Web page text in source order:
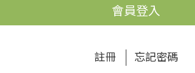
會員登入
註冊 忘記密碼